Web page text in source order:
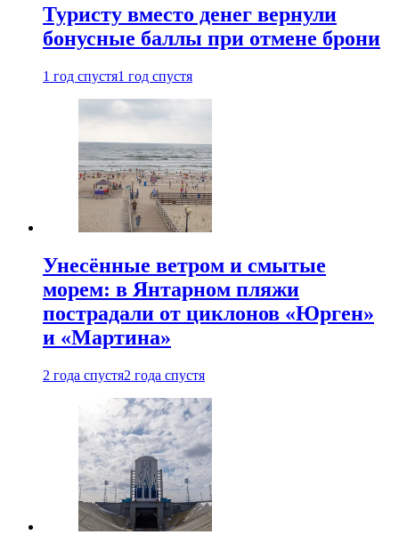
Туристу вместо денег вернули
бонусные баллы при отмене брони
1 год спустя1 год спустя
Унесённые ветром и смытые
морем: в Янтарном пляжи
пострадали от циклонов «Юрген»
и «Мартина»
2 года спустя2 года спустя